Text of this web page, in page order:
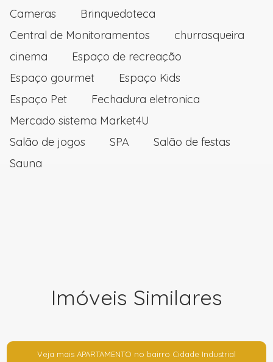
Cameras
Brinquedoteca
Central de Monitoramentos
churrasqueira
cinema
Espaço de recreação
Espaço gourmet
Espaço Kids
Espaço Pet
Fechadura eletronica
Mercado sistema Market4U
Salão de jogos
SPA
Salão de festas
Sauna
Imóveis Similares
Veja mais APARTAMENTO no bairro Cidade Industrial